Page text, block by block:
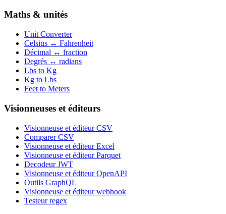
Maths & unités
Unit Converter
Celsius ↔ Fahrenheit
Décimal ↔ fraction
Degrés ↔ radians
Lbs to Kg
Kg to Lbs
Feet to Meters
Visionneuses et éditeurs
Visionneuse et éditeur CSV
Comparer CSV
Visionneuse et éditeur Excel
Visionneuse et éditeur Parquet
Decodeur JWT
Visionneuse et éditeur OpenAPI
Outils GraphQL
Visionneuse et éditeur webhook
Testeur regex